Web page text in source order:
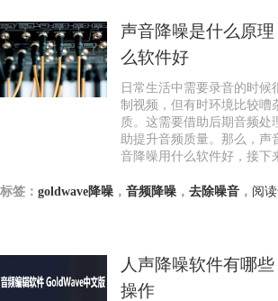
声音降噪是什么原
么软件好
日常生活中需要录音的时候
制视频，但有时环境比较嘈
质。这需要借助后期音频处
助提升音频质量。那么，声
音降噪用什么软件好，接下
标签： goldwave降噪 ， 音频降噪 ， 去除噪音 ， 阅
人声降噪软件有哪
操作